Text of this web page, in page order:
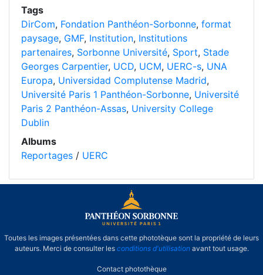
Tags
DirCom, Fondation Panthéon-Sorbonne, format
paysage, GMF, Institution, Institutions
partenaires, Sorbonne Université, Sport, Stade
Georges Carpentier, UCD, UCM, UERC-s, UNA
Europa, Universidad Complutense Madrid,
Université Paris 1 Panthéon-Sorbonne, Université
Paris 2 Panthéon-Assas, University College
Dublin
Albums
Reportages / UERC
Toutes les images présentées dans cette phototèque sont la propriété de leurs
auteurs. Merci de consulter les conditions d'utilisationavant tout usage.
Contact photothèque